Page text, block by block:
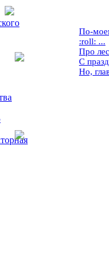
По-
:roll: ...
Про
С
Но,